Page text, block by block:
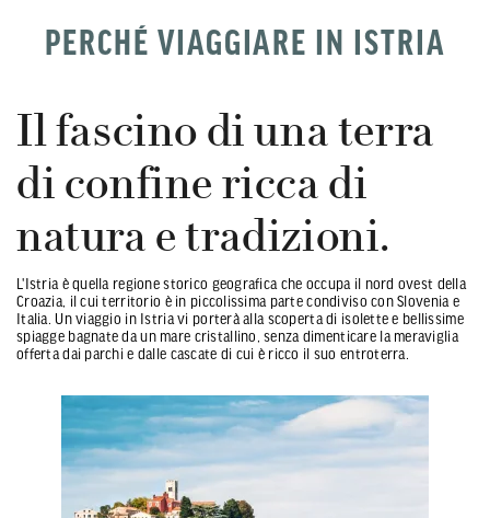
PERCHÉ VIAGGIARE IN ISTRIA
Il fascino di una terra
di confine ricca di
natura e tradizioni.
L'Istria è quella regione storico geografica che occupa il nord ovest della
Croazia, il cui territorio è in piccolissima parte condiviso con Slovenia e
Italia. Un viaggio in Istria vi porterà alla scoperta di isolette e bellissime
spiagge bagnate da un mare cristallino, senza dimenticare la meraviglia
offerta dai parchi e dalle cascate di cui è ricco il suo entroterra.